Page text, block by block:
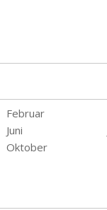
Februar
Juni
Oktober